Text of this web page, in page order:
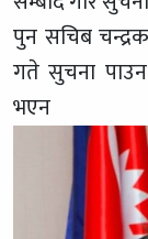
पुन सचिब
गते सुचना